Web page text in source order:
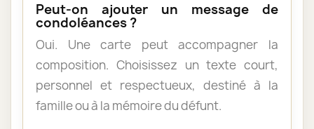
Peut-on ajouter un message de
condoléances ?
Oui. Une carte peut accompagner la
composition. Choisissez un texte court,
personnel et respectueux, destiné à la
famille ou à la mémoire du défunt.